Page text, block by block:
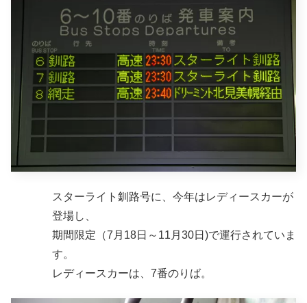
スターライト釧路号に、今年はレディースカーが
登場し、
期間限定（7月18日～11月30日)で運行されていま
す。
レディースカーは、7番のりば。